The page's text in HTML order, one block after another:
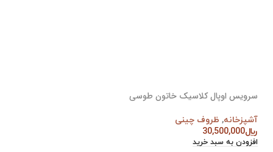
سرویس اوپال کلاسیک خاتون طوسی
آشپزخانه, ظروف چینی
﷼30,500,000
افزودن به سبد خرید